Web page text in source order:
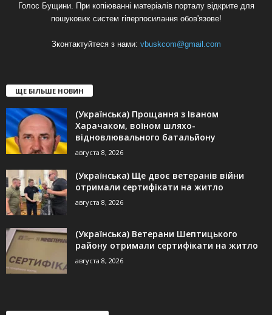
Голос Бущини. При копіюванні матеріалів порталу відкрите для
пошукових систем гіперпосилання обов'язове!
Зконтактуйтеся з нами: vbuskcom@gmail.com
ЩЕ БІЛЬШЕ НОВИН
(Українська) Прощання з Іваном
Харачаком, воїном шляхо-
відновлювального батальйону
августа 8, 2026
(Українська) Ще двоє ветеранів війни
отримали сертифікати на житло
августа 8, 2026
(Українська) Ветерани Шептицького
району отримали сертифікати на житло
августа 8, 2026